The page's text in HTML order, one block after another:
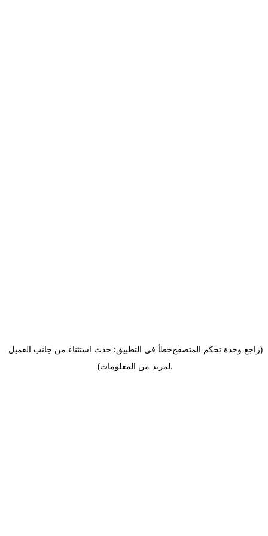
خطأ في التطبيق: حدث استثناء من جانب العميل(راجع وحدة تحكم المتصفح
لمزيد من المعلومات).